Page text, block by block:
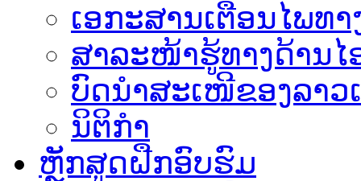
ເອ​ກະ​ສານເຕືອນໄພທາ
ສາລະໜ້າຮູ້ທາງດ້ານໄ
ບົດນຳສະເໜີຂອງລາວ
ນິຕິກຳ
ຫຼັກສູດຝືກອົບຮົມ